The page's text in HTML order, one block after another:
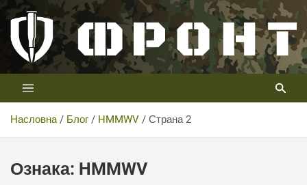
Скип
цонтент
Телевизија ФРОНТ
Први војни канал у Србији
Насловна Блог HMMWV Страна 2
Ознака: HMMWV